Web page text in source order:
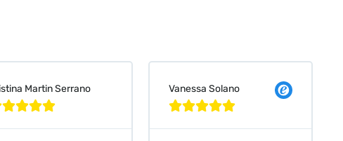
Solano

Judit Bonet Pardell
